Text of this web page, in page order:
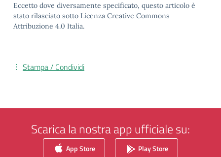
Eccetto dove diversamente specificato, questo articolo è
stato rilasciato sotto Licenza Creative Commons
Attribuzione 4.0 Italia.
Stampa / Condividi
Scarica la nostra app ufficiale su:
App Store Play Store